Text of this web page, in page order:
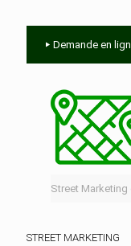
Demande en
Street Marketing
STREET MARKETING